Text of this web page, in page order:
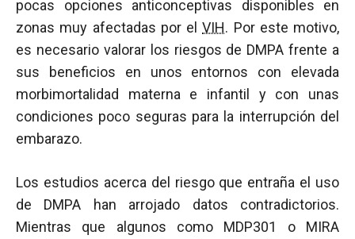
pocas opciones anticonceptivas disponibles en
zonas muy afectadas por elVIH. Por este motivo,
es necesario valorar los riesgos de DMPA frente a
sus beneficios en unos entornos con elevada
morbimortalidad materna e infantil y con unas
condiciones poco seguras para la interrupción del
embarazo.
Los estudios acerca del riesgo que entraña el uso
de DMPA han arrojado datos contradictorios.
Mientras que algunos como MDP301 o MIRA